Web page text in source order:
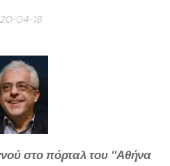
04-18
στο πόρταλ του "Αθήνα